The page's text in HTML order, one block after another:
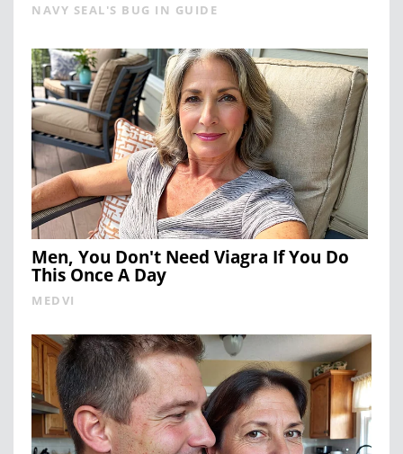
NAVY SEAL'S BUG IN GUIDE
Men, You Don't Need Viagra If You Do
This Once A Day
MEDVI